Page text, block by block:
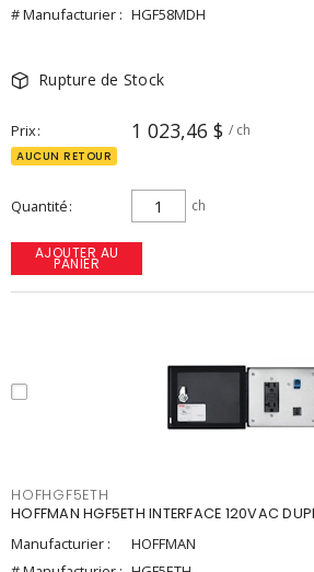
# Manufacturier : HGF58MDH
Rupture de Stock
Prix 1 023,46 $ / ch
AUCUN RETOUR
Quantité ch
AJOUTER AU
PANIER
HOFHGF5ETH
HOFFMAN HGF5ETH INTERFACE 120VAC
Manufacturier :
HOFFMAN